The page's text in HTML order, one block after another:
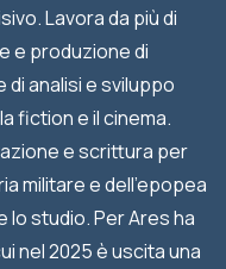
Lavora da più di
e produzione di
analisi e sviluppo
fiction e il cinema.
e scrittura per
militare e dell’epopea
lo studio. Per Ares ha
nel 2025 è uscita una